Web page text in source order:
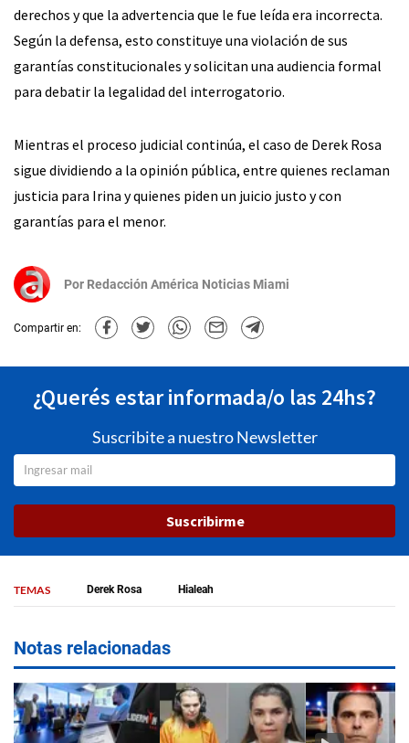
derechos y que la advertencia que le fue leída era incorrecta.
Según la defensa, esto constituye una violación de sus
garantías constitucionales y solicitan una audiencia formal
para debatir la legalidad del interrogatorio.
Mientras el proceso judicial continúa, el caso de Derek Rosa
sigue dividiendo a la opinión pública, entre quienes reclaman
justicia para Irina y quienes piden un juicio justo y con
garantías para el menor.
Por Redacción América Noticias Miami
Compartir en:
¿Querés estar informada/o las 24hs?
Suscribite a nuestro Newsletter
Suscribirme
TEMAS Derek Rosa Hialeah
Notas relacionadas